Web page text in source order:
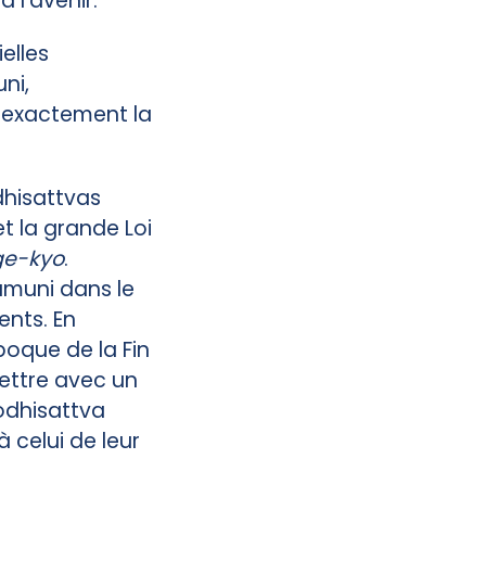
la
la grande Loi
kyo.
dans le
En
de la Fin
avec un
celui de leur